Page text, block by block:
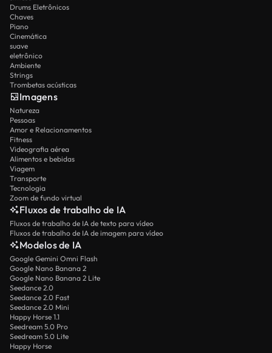
Drums Eletrônicos
Chaves
Piano
Cinemática
suave
eletrônico
Ambiente
Strings
Trombetas acústicas
Imagens
Natureza
Pessoas
Amor e Relacionamentos
Fitness
Videografia aérea
Alimentos e bebidas
Viagem
Transporte
Tecnologia
Zoom de fundo virtual
Fluxos de trabalho de IA
Fluxos de trabalho de IA de texto para vídeo
Fluxos de trabalho de IA de imagem para vídeo
Modelos de IA
Google Gemini Omni Flash
Google Nano Banana 2
Google Nano Banana 2 Lite
Seedance 2.0
Seedance 2.0 Fast
Seedance 2.0 Mini
Happy Horse 1.1
Seedream 5.0 Pro
Seedream 5.0 Lite
Happy Horse